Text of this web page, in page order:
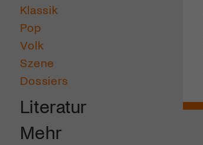
Klassik
Pop
Volk
Szene
Dossiers
Literatur
Mehr